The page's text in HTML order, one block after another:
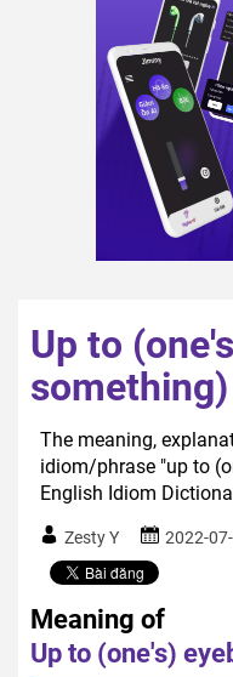
Up to
something)
The meaning,
idiom/phrase "up to
English Idiom
Zesty Y 2022-
Meaning of
Up to (one's)